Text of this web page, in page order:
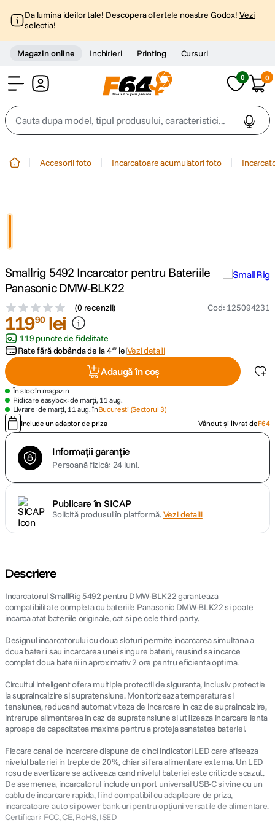
Da lumina ideilor tale! Descopera ofertele noastre Godox! Vezi
selectia!
Magazin online Inchirieri Printing Cursuri
0 0
Cauta dupa model, tipul produsului, caracteristici...
. peak design
canon sx740 hs
6. lavaliera
card memorie
8. dji mic mini
9 dji osmo
10. insta 360
Accesorii foto Incarcatoare acumulatori foto
Smallrig 5492 Incarcator pentru Bateriile
Panasonic DMW-BLK22
(0 recenzii) Cod: 125094231
11990 lei
119 puncte de fidelitate
Rate fără dobânda de la499 leiVezi detalii
Adaugă în coș
În stoc în magazin
Ridicare easybox: de marți, 11 aug.
Livrare: de marți, 11 aug. înBucuresti (Sectorul 3)
Include un adaptor de priza
Vândut și livrat deF64
Informații garanție
Persoană fizică: 24 luni.
Publicare în SICAP
Solicită produsul în platformă.Vezi detalii
Descriere
Incarcatorul SmallRig 5492 pentru DMW-BLK22 garanteaza
compatibilitate completa cu bateriile Panasonic DMW-BLK22 si poate
incarca atat bateriile originale, cat si pe cele third-party.
Designul incarcatorului cu doua sloturi permite incarcarea simultana a
doua baterii sau incarcarea unei singure baterii, reusind sa incarce
complet doua baterii in aproximativ 2 ore pentru eficienta optima.
Circuitul inteligent ofera multiple protectii de siguranta, inclusiv protectie
la supraincalzire si supratensiune. Monitorizeaza temperatura si
tensiunea, reducand automat viteza de incarcare in caz de supraincalzire,
intrerupe alimentarea in caz de supratensiune si utilizeaza incarcare lenta
aproape de capacitatea maxima pentru a proteja sanatatea bateriei.
Fiecare canal de incarcare dispune de cinci indicatori LED care afiseaza
nivelul bateriei in trepte de 20%, chiar si fara alimentare externa. Un LED
rosu de avertizare se activeaza cand nivelul bateriei este critic de scazut.
De asemenea, incarcatorul include un port universal USB-C si vine cu un
cablu de incarcare rapida, fiind compatibil cu adaptoare de priza,
incarcatoare auto si power bank-uri pentru opțiuni versatile de alimentare.
Certificari: FCC, CE, RoHS, ISED